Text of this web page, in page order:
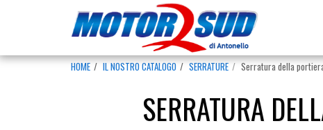
HOME IL NOSTRO CATALOGO SERRATURE Serratura della
SERRATURA